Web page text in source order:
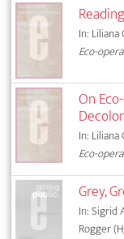
In: Liliana
Eco-
On
In: Liliana
Eco-
Grey,
In: Sigrid
Rogger